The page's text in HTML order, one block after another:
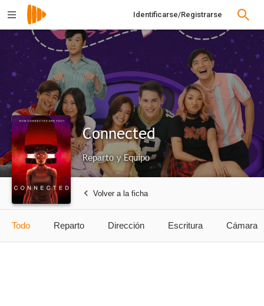
Identificarse/Registrarse
Connected
Reparto y Equipo
Volver a la ficha
Todo Reparto Dirección Escritura Cámara